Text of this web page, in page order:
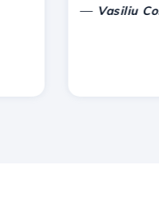
Vasiliu Costel